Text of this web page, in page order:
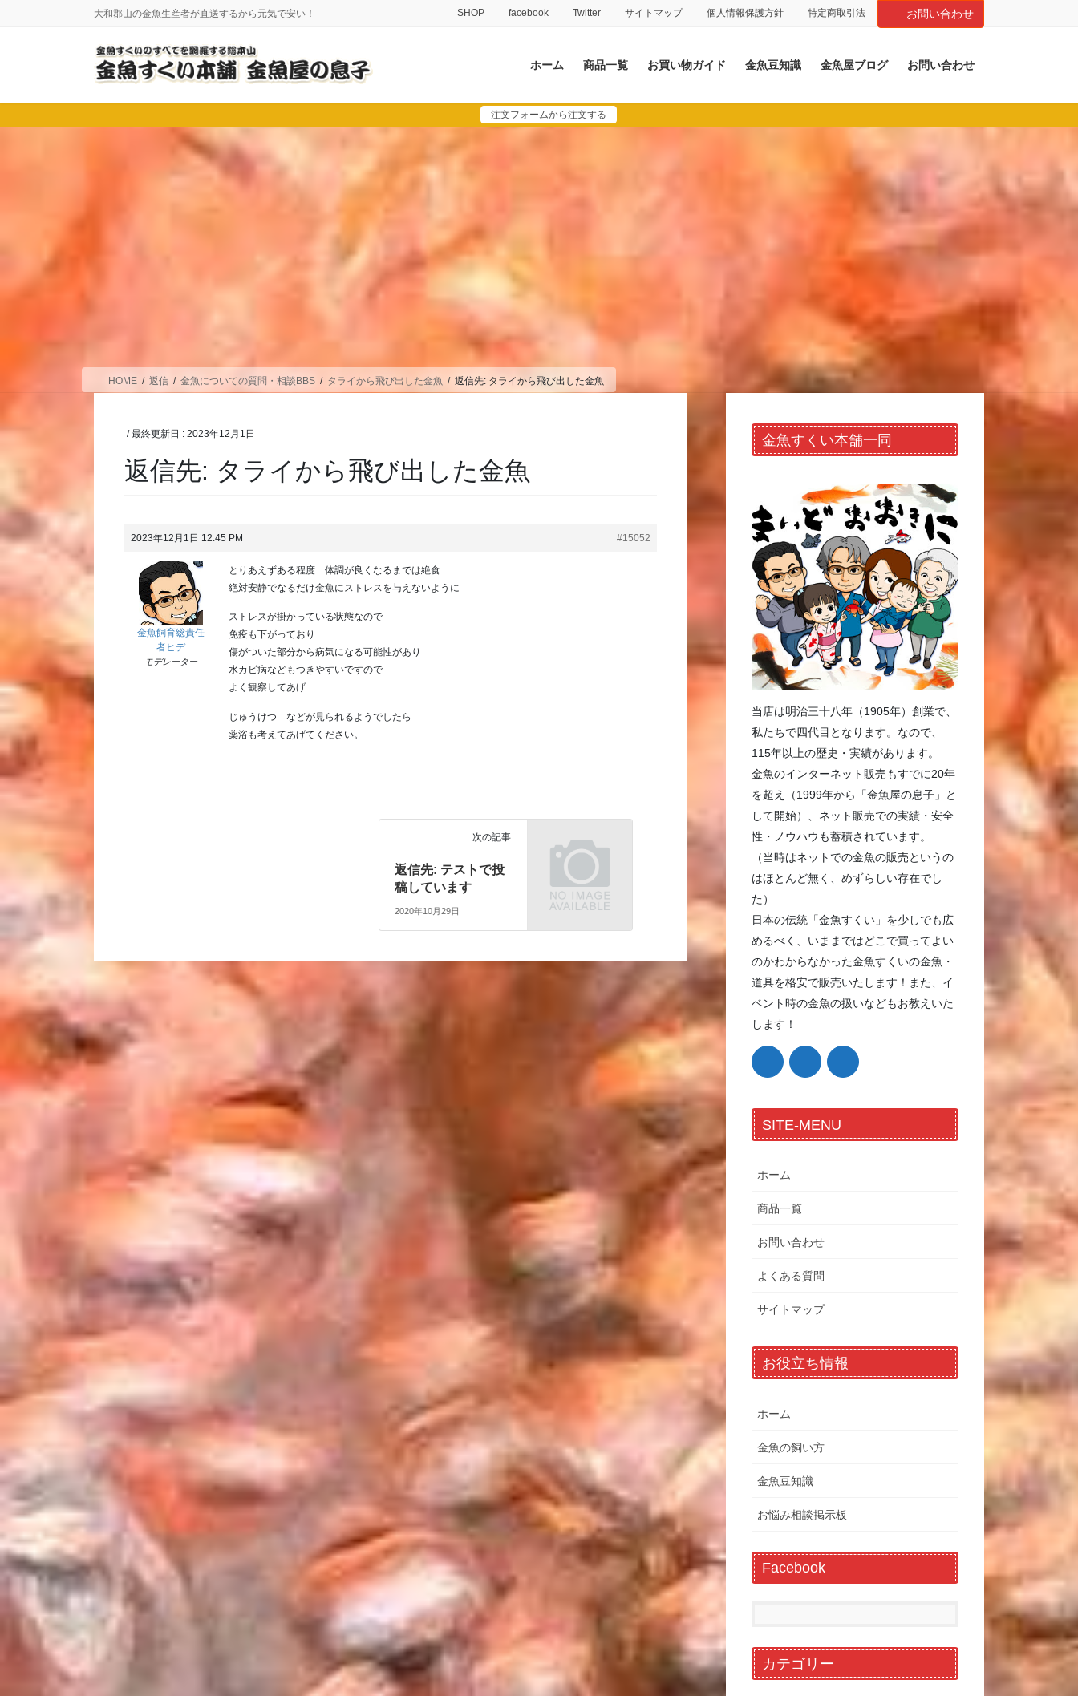
に
移
ョ
ン
大和郡山の金魚生産者が直送するから元気で安い！ SHOP facebook Twitter サイトマップ 個人情報保護方針 特定商取引法 お問い合わせ
ホーム 商品一覧 お買い物ガイド 金魚豆知識 金魚屋ブログ お問い合わせ
注文フォームから注文する
HOME 返信 金魚についての質問・相談BBS タライから飛び出した金魚 返信先: タライから飛び出した金魚
/ 最終更新日 :2023年12月1日
返信先: タライから飛び出した金魚
2023年12月1日 12:45 PM #15052
金魚飼育総責任
者ヒデ
モデレーター
とりあえずある程度 体調が良くなるまでは絶食
絶対安静でなるだけ金魚にストレスを与えないように
ストレスが掛かっている状態なので
免疫も下がっており
傷がついた部分から病気になる可能性があり
水カビ病などもつきやすいですので
よく観察してあげ
じゅうけつ などが見られるようでしたら
薬浴も考えてあげてください。
次の記事
返信先: テストで投
稿しています
2020年10月29日
金魚すくい本舗一同
当店は明治三十八年（1905年）創業で、
私たちで四代目となります。なので、
115年以上の歴史・実績があります。
金魚のインターネット販売もすでに20年
を超え（1999年から「金魚屋の息子」と
して開始）、ネット販売での実績・安全
性・ノウハウも蓄積されています。
（当時はネットでの金魚の販売というの
はほとんど無く、めずらしい存在でし
た）
日本の伝統「金魚すくい」を少しでも広
めるべく、いままではどこで買ってよい
のかわからなかった金魚すくいの金魚・
道具を格安で販売いたします！また、イ
ベント時の金魚の扱いなどもお教えいた
します！
SITE-MENU
ホーム
商品一覧
お問い合わせ
よくある質問
サイトマップ
お役立ち情報
ホーム
金魚の飼い方
金魚豆知識
お悩み相談掲示板
Facebook
カテゴリー